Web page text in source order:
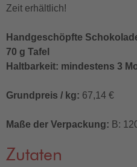
Zeit erhältlich!
Handgeschöpfte
70 g Tafel
Haltbarkeit: mindestens 3
Grundpreis / kg: 67,14 €
Maße der Verpackung: B:
Zutaten